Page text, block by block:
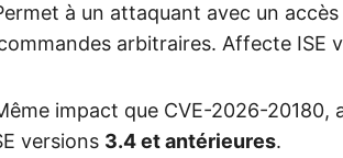
à un attaquant avec un
arbitraires. Affecte ISE
impact que CVE-2026-20180,
versions 3.4 et antérieures.